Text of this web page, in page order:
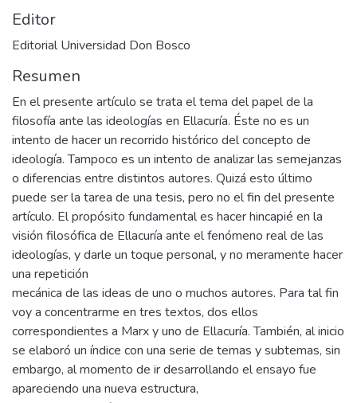
Editor
Editorial Universidad Don Bosco
Resumen
En el presente artículo se trata el tema del papel de la
filosofía ante las ideologías en Ellacuría. Éste no es un
intento de hacer un recorrido histórico del concepto de
ideología. Tampoco es un intento de analizar las semejanzas
o diferencias entre distintos autores. Quizá esto último
puede ser la tarea de una tesis, pero no el fin del presente
artículo. El propósito fundamental es hacer hincapié en la
visión filosófica de Ellacuría ante el fenómeno real de las
ideologías, y darle un toque personal, y no meramente hacer
una repetición
mecánica de las ideas de uno o muchos autores. Para tal fin
voy a concentrarme en tres textos, dos ellos
correspondientes a Marx y uno de Ellacuría. También, al inicio
se elaboró un índice con una serie de temas y subtemas, sin
embargo, al momento de ir desarrollando el ensayo fue
apareciendo una nueva estructura,